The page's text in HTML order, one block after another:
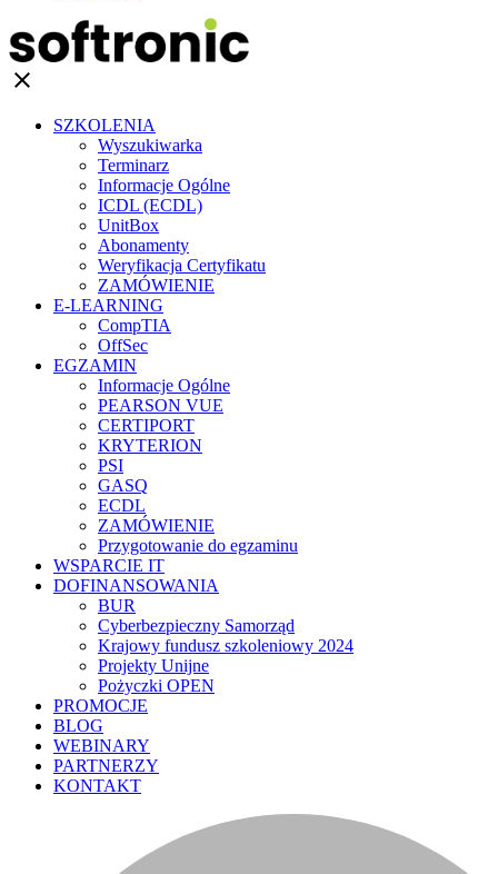
clear
SZKOLENIA
Wyszukiwarka
Terminarz
Informacje Ogólne
ICDL (ECDL)
UnitBox
Abonamenty
Weryfikacja Certyfikatu
ZAMÓWIENIE
E-LEARNING
CompTIA
OffSec
EGZAMIN
Informacje Ogólne
PEARSON VUE
CERTIPORT
KRYTERION
PSI
GASQ
ECDL
ZAMÓWIENIE
Przygotowanie do egzaminu
WSPARCIE IT
DOFINANSOWANIA
BUR
Cyberbezpieczny Samorząd
Krajowy fundusz szkoleniowy 2024
Projekty Unijne
Pożyczki OPEN
PROMOCJE
BLOG
WEBINARY
PARTNERZY
KONTAKT